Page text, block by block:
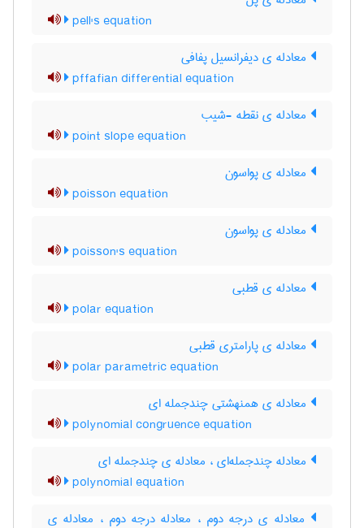
pell's equation
معادله ی دیفرانسیل پفافی
pffafian differential equation
معادله ی نقطه -شیب
point slope equation
معادله ی پواسون
poisson equation
معادله ی پواسون
poisson's equation
معادله ی قطبی
polar equation
معادله ی پارامتری قطبی
polar parametric equation
معادله ی همنهشتی چندجمله ای
polynomial congruence equation
معادله چندجمله‌ای ، معادله ی چندجمله ای
polynomial equation
معادله ی درجه دوم ، معادله درجه دوم ، معادله ی